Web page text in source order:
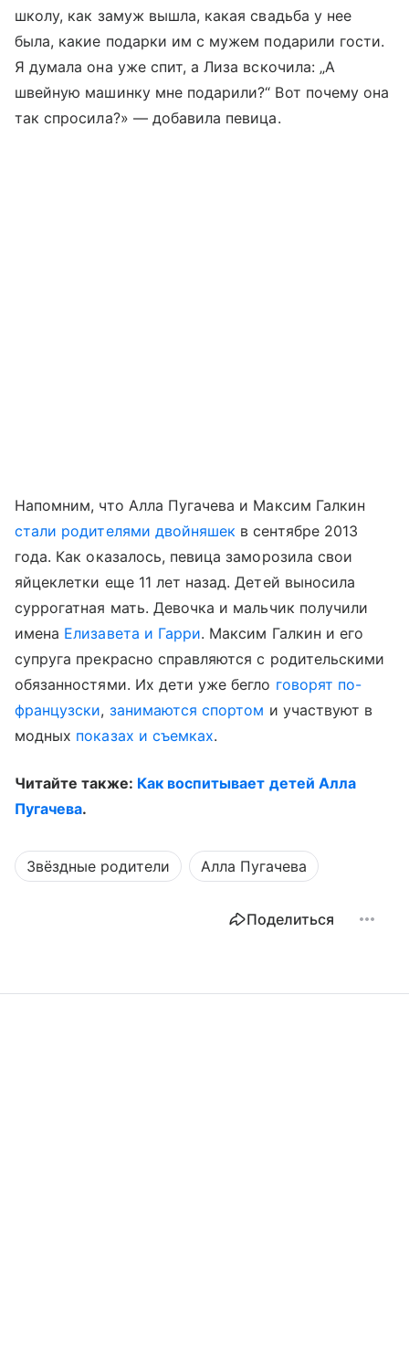
школу, как замуж вышла, какая свадьба у нее
была, какие подарки им с мужем подарили гости.
Я думала она уже спит, а Лиза вскочила: „А
швейную машинку мне подарили?“ Вот почему она
так спросила?» — добавила певица.
Напомним, что Алла Пугачева и Максим Галкин
стали родителями двойняшек в сентябре 2013
года. Как оказалось, певица заморозила свои
яйцеклетки еще 11 лет назад. Детей выносила
суррогатная мать. Девочка и мальчик получили
имена Елизавета и Гарри. Максим Галкин и его
супруга прекрасно справляются с родительскими
обязанностями. Их дети уже бегло говорят по-
французски, занимаются спортом и участвуют в
модных показах и съемках.
Читайте также: Как воспитывает детей Алла
Пугачева.
Звёздные родители Алла Пугачева
Поделиться